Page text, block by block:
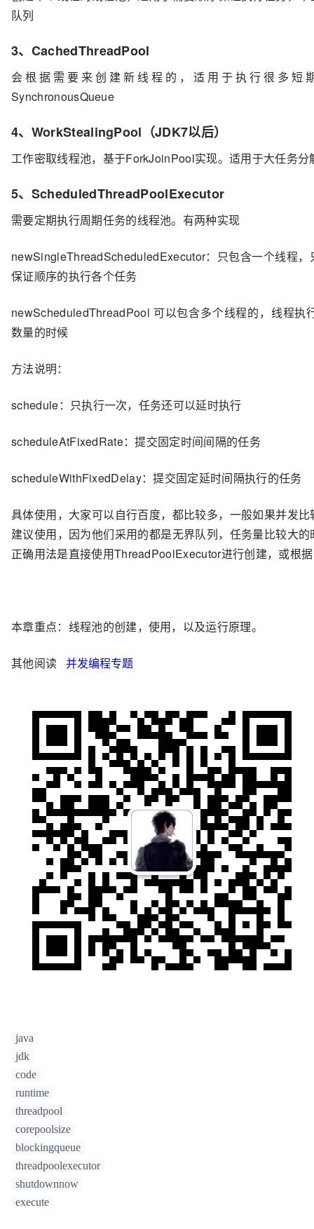
队列
3、CachedThreadPool
会根据需要来创建新线程的，适用于执行很多短
SynchronousQueue
4、WorkStealingPool（JDK7以后）
工作密取线程池，基于ForkJoinPool实现。适用于大任务分
5、ScheduledThreadPoolExecutor
需要定期执行周期任务的线程池。有两种实现
newSingleThreadScheduledExecutor：只包含一个线程
保证顺序的执行各个任务
newScheduledThreadPool 可以包含多个线程的，线程执
数量的时候
方法说明：
schedule：只执行一次，任务还可以延时执行
scheduleAtFixedRate：提交固定时间间隔的任务
scheduleWithFixedDelay：提交固定延时间隔执行的任务
具体使用，大家可以自行百度，都比较多，一般如果并发
建议使用，因为他们采用的都是无界队列，任务量比较大
正确用法是直接使用ThreadPoolExecutor进行创建，或根
本章重点：线程池的创建，使用，以及运行原理。
其他阅读并发编程专题
java
jdk
code
runtime
threadpool
corepoolsize
blockingqueue
threadpoolexecutor
shutdownnow
execute